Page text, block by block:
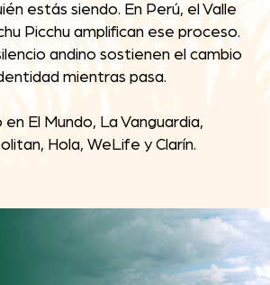
estás siendo. En Perú, el Valle
Picchu amplifican ese proceso.
andino sostienen el cambio
mientras pasa.
en El Mundo, La Vanguardia,
Hola, WeLife y Clarín.